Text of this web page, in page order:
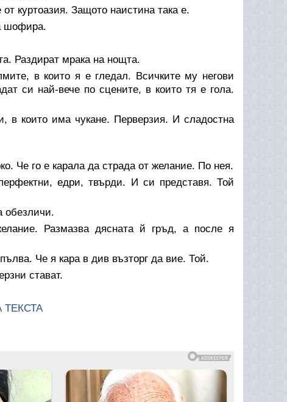
куртоазия. Защото наистина така е.
шофира.
Раздират мрака на нощта.
в които я е гледал. Всичките му негови
си най-вече по сцените, в които тя е гола.
в които има чукане. Перверзия. И сладостна
Че го е карала да страда от желание. По нея.
едри, твърди. И си представя. Той
обезличи.
Размазва дясната й гръд, а после я
Че я кара в див възторг да вие. Той.
стават.